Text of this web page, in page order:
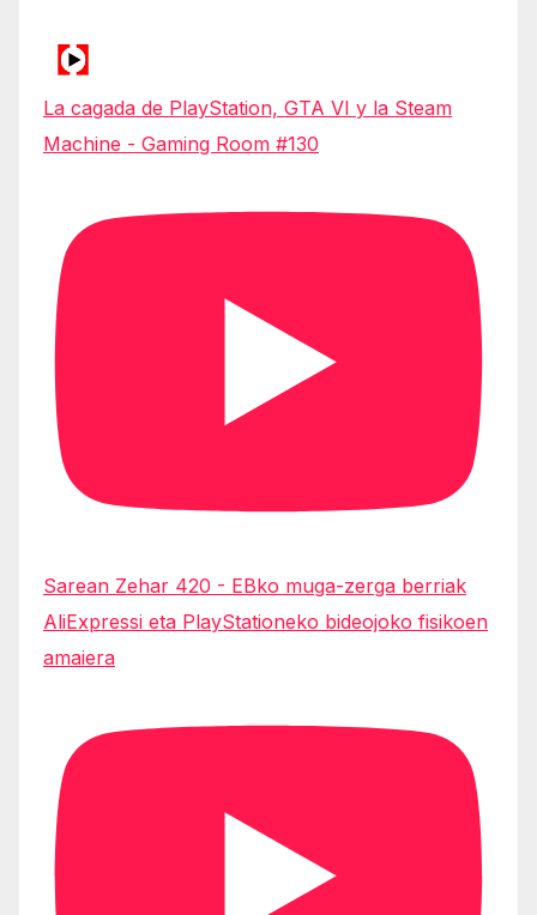
La cagada de PlayStation, GTA VI y la Steam
Machine - Gaming Room #130
Sarean Zehar 420 - EBko muga-zerga berriak
AliExpressi eta PlayStationeko bideojoko fisikoen
amaiera